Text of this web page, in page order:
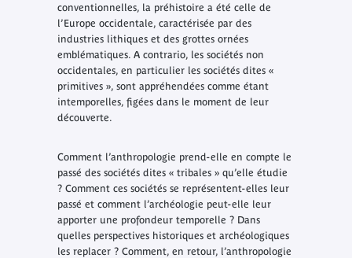
conventionnelles, la préhistoire a été celle de
l’Europe occidentale, caractérisée par des
industries lithiques et des grottes ornées
emblématiques. A contrario, les sociétés non
occidentales, en particulier les sociétés dites «
primitives », sont appréhendées comme étant
intemporelles, figées dans le moment de leur
découverte.
Comment l’anthropologie prend-elle en compte le
passé des sociétés dites « tribales » qu’elle étudie
? Comment ces sociétés se représentent-elles leur
passé et comment l’archéologie peut-elle leur
apporter une profondeur temporelle ? Dans
quelles perspectives historiques et archéologiques
les replacer ? Comment, en retour, l’anthropologie